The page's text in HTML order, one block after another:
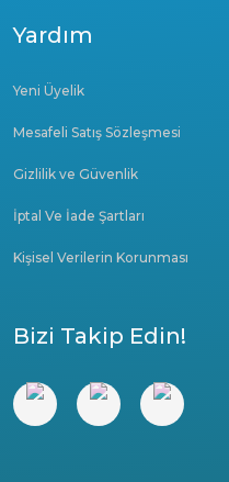
Yardım
Yeni Üyelik
Mesafeli Satış Sözleşmesi
Gizlilik ve Güvenlik
İptal Ve İade Şartları
Kişisel Verilerin Korunması
Bizi Takip Edin!